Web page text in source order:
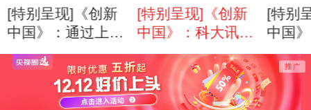
[特别呈现]《创新
中国》：通过上海
光源 科学家看到
了前所未见的微观
[特别呈现]《创新
中国》：科大讯飞
的翻译机准确率超
过90% 让电脑接
近人脑
[特别
中国
包容
科学
资金